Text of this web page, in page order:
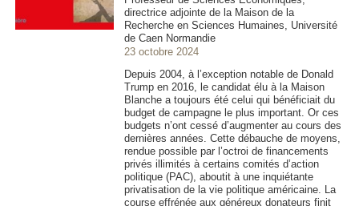
directrice adjointe de la Maison de la
Recherche en Sciences Humaines, Université
de Caen Normandie
23 octobre 2024
Depuis 2004, à l’exception notable de Donald
Trump en 2016, le candidat élu à la Maison
Blanche a toujours été celui qui bénéficiait du
budget de campagne le plus important. Or ces
budgets n’ont cessé d’augmenter au cours des
dernières années. Cette débauche de moyens,
rendue possible par l’octroi de financements
privés illimités à certains comités d’action
politique (PAC), aboutit à une inquiétante
privatisation de la vie politique américaine. La
course effrénée aux généreux donateurs finit